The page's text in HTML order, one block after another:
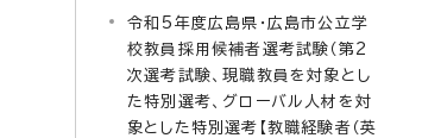
令和5年度広島県・広島市公立学
校教員採用候補者選考試験（第2
次選考試験、現職教員を対象とし
た特別選考、グローバル人材を対
象とした特別選考【教職経験者（英